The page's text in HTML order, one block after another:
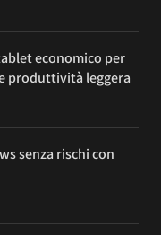
economico per
produttività leggera
senza rischi con